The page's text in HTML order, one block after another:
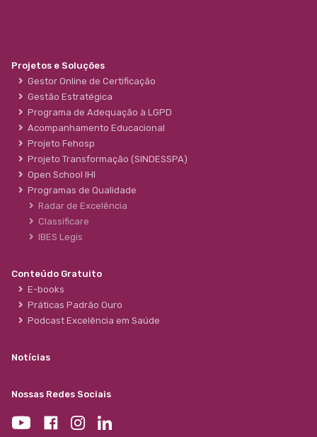
Projetos e Soluções
Gestor Online de Certificação
Gestão Estratégica
Programa de Adequação à LGPD
Acompanhamento Educacional
Projeto Fehosp
Projeto Transformação (SINDESSPA)
Open School IHI
Programas de Qualidade
Radar de Excelência
Classificare
IBES Legis
Conteúdo Gratuito
E-books
Práticas Padrão Ouro
Podcast Excelência em Saúde
Notícias
Nossas Redes Sociais